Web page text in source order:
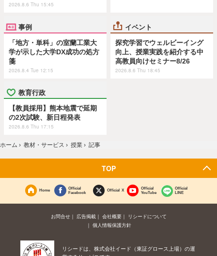
2026.8.6 Thu 15:45
事例
「地方・単科」の室蘭工業大
学が示した大学DX成功の処方
箋
2026.8.4 Tue 12:15
イベント
探究学習でウェルビーイング
向上、授業実践を紹介する中
高教員向けセミナー8/26
2026.8.6 Thu 18:45
教育行政
【教員採用】熊本地震で延期
の2次試験、新日程発表
2026.8.6 Thu 17:15
ホーム › 教材・サービス › 授業 › 記事
TOP
Home
Official
Facebook
Official X
Official
YouTube
Official
LINE
お問合せ 広告掲載 会社概要
リシードについて
個人情報保護方針
リシードは、株式会社イード（東証グロース上場）の運